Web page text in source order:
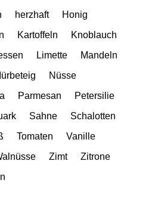
herzhaft
Honig
Kartoffeln
Knoblauch
Limette
Mandeln
Nüsse
Parmesan
Petersilie
Sahne
Schalotten
Tomaten
Vanille
Zimt
Zitrone